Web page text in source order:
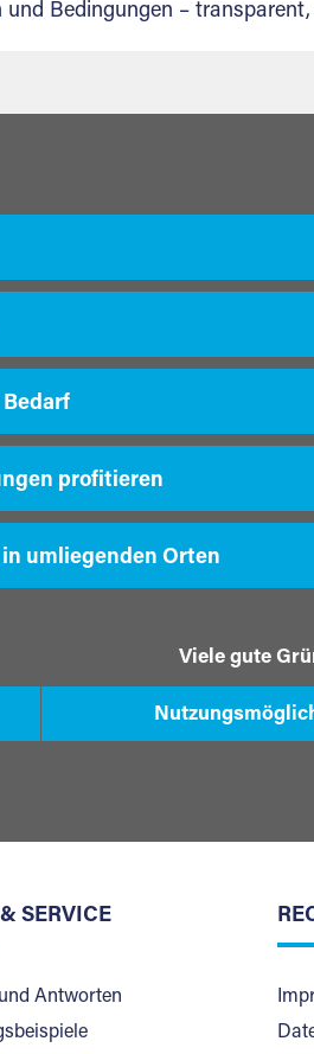
und Bedingungen –
Bedarf
profitieren
umliegenden Orten
Viele gute
SERVICE
Antworten